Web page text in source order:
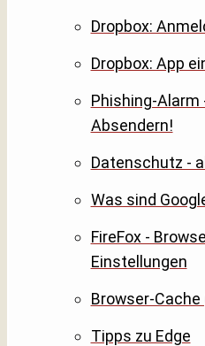
Dropbox:
Dropbox: App
Phishing-Alarm
Absendern!
Datenschutz -
Was sind
FireFox -
Einstellungen
Browser-
Tipps zu Edge